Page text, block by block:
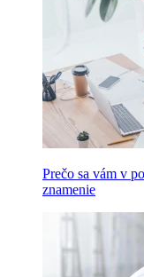
Prečo sa vám v
znamenie